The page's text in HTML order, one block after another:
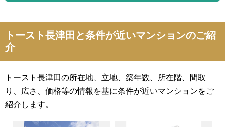
トースト長津田と条件が近いマンションのご紹
介
トースト長津田の所在地、立地、築年数、所在階、間取
り、広さ、価格等の情報を基に条件が近いマンションをご
紹介します。